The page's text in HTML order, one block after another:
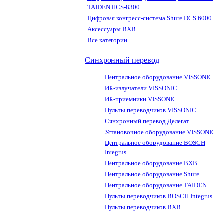
TAIDEN HCS-8300
Цифровая конгресс-система Shure DCS 6000
Аксессуары BXB
Все категории
Синхронный перевод
Центральное оборудование VISSONIC
ИК-излучатели VISSONIC
ИК-приемники VISSONIC
Пульты переводчиков VISSONIC
Синхронный перевод Делегат
Установочное оборудование VISSONIC
Центральное оборудование BOSCH
Integrus
Центральное оборудование BXB
Центральное оборудование Shure
Центральное оборудование TAIDEN
Пульты переводчиков BOSCH Integrus
Пульты переводчиков BXB